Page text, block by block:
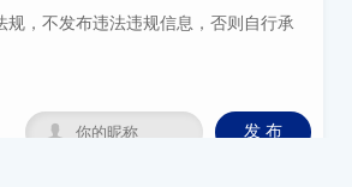
发 布
